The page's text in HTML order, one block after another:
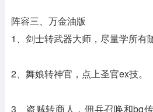
阵容三、万金油版
1、剑士转武器大师，尽量学所有
2、舞娘转神官，点上圣官ex技。
3、盗贼转商人，佣兵召唤和bq